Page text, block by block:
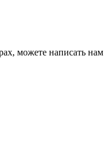
можете написать нам